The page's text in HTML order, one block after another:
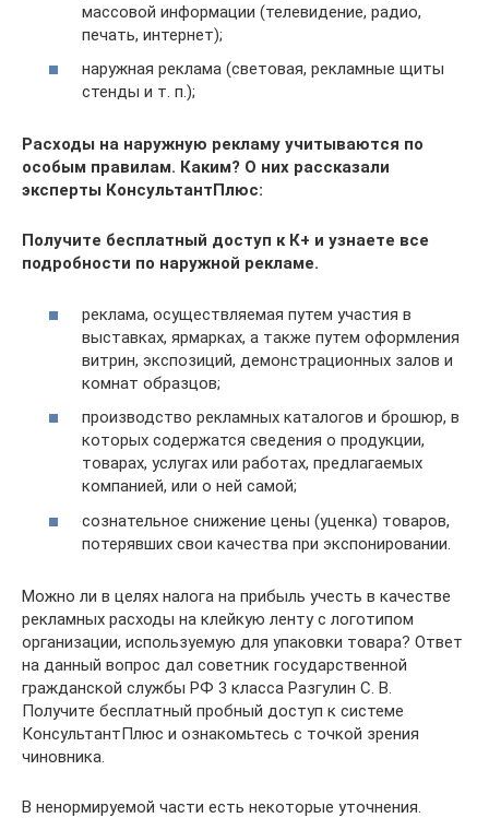
массовой информации (телевидение, радио,
печать, интернет);
наружная реклама (световая, рекламные щиты
стенды и т. п.);
Расходы на наружную рекламу учитываются по
особым правилам. Каким? О них рассказали
эксперты КонсультантПлюс:
Получите бесплатный доступ к К+ и узнаете все
подробности по наружной рекламе.
реклама, осуществляемая путем участия в
выставках, ярмарках, а также путем оформления
витрин, экспозиций, демонстрационных залов и
комнат образцов;
производство рекламных каталогов и брошюр, в
которых содержатся сведения о продукции,
товарах, услугах или работах, предлагаемых
компанией, или о ней самой;
сознательное снижение цены (уценка) товаров,
потерявших свои качества при экспонировании.
Можно ли в целях налога на прибыль учесть в качестве
рекламных расходы на клейкую ленту с логотипом
организации, используемую для упаковки товара? Ответ
на данный вопрос дал советник государственной
гражданской службы РФ 3 класса Разгулин С. В.
Получите бесплатный пробный доступ к системе
КонсультантПлюс и ознакомьтесь с точкой зрения
чиновника.
В ненормируемой части есть некоторые уточнения.